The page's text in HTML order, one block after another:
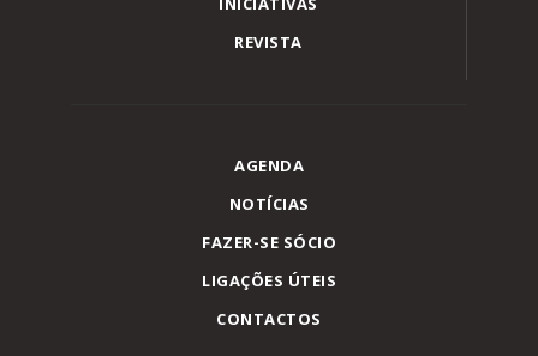
REVISTA
AGENDA
NOTÍCIAS
FAZER-SE SÓCIO
LIGAÇÕES ÚTEIS
CONTACTOS